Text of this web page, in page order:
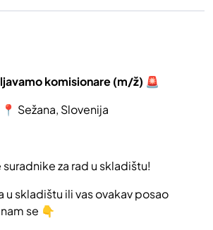
komisionare (m/ž) 🚨
📍 Sežana, Slovenija
za rad u skladištu!
u skladištu ili vas ovakav posao
se 👇